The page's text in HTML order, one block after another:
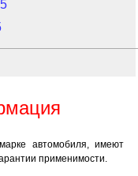
автомобиля, имеют
применимости.